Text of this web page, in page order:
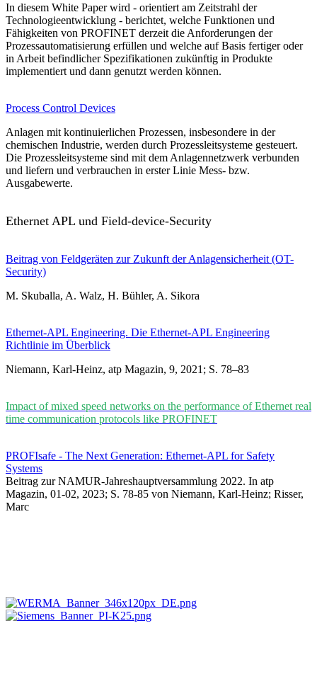
In diesem White Paper wird - orientiert am Zeitstrahl der
Technologieentwicklung - berichtet, welche Funktionen und
Fähigkeiten von PROFINET derzeit die Anforderungen der
Prozessautomatisierung erfüllen und welche auf Basis fertiger oder
in Arbeit befindlicher Spezifikationen zukünftig in Produkte
implementiert und dann genutzt werden können.
Process Control Devices
Anlagen mit kontinuierlichen Prozessen, insbesondere in der
chemischen Industrie, werden durch Prozessleitsysteme gesteuert.
Die Prozessleitsysteme sind mit dem Anlagennetzwerk verbunden
und liefern und verbrauchen in erster Linie Mess- bzw.
Ausgabewerte.
Ethernet APL und Field-device-Security
Beitrag von Feldgeräten zur Zukunft der Anlagensicherheit (OT-
Security)
M. Skuballa, A. Walz, H. Bühler, A. Sikora
Ethernet-APL Engineering. Die Ethernet-APL Engineering
Richtlinie im Überblick
Niemann, Karl-Heinz, atp Magazin, 9, 2021; S. 78–83
Impact of mixed speed networks on the performance of Ethernet real
time communication protocols like PROFINET
PROFIsafe - The Next Generation: Ethernet-APL for Safety
Systems
Beitrag zur NAMUR-Jahreshauptversammlung 2022. In atp
Magazin, 01-02, 2023; S. 78-85 von Niemann, Karl-Heinz; Risser,
Marc